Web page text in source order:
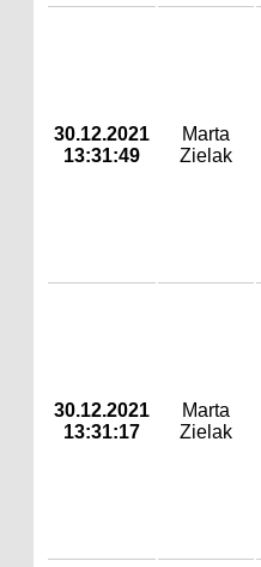
30.12.2021
13:31:49
Marta
Zielak
30.12.2021
13:31:17
Marta
Zielak